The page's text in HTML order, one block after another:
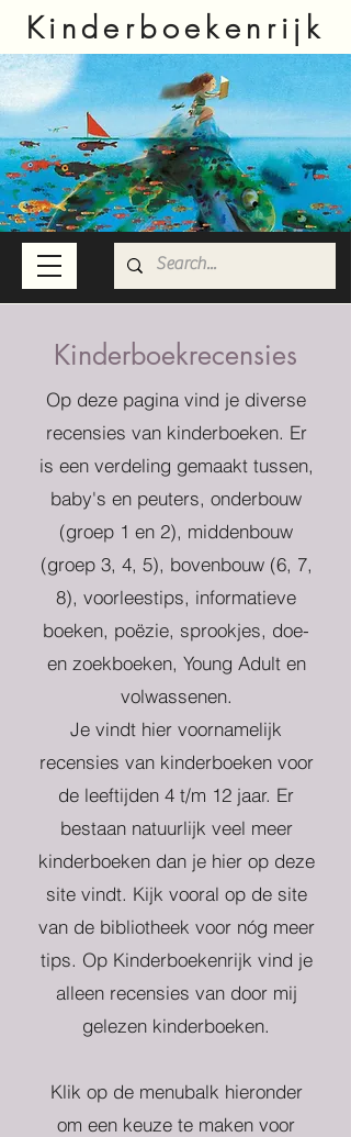
Kinderboekenrijk
Kinderboekrecensies
Op deze pagina vind je diverse
recensies van kinderboeken. Er
is een verdeling gemaakt tussen,
baby's en peuters, onderbouw
(groep 1 en 2), middenbouw
(groep 3, 4, 5), bovenbouw (6, 7,
8), voorleestips, informatieve
boeken, poëzie, sprookjes, doe-
en zoekboeken, Young Adult en
volwassenen.
Je vindt hier voornamelijk
recensies van kinderboeken voor
de leeftijden 4 t/m 12 jaar. Er
bestaan natuurlijk veel meer
kinderboeken dan je hier op deze
site vindt. Kijk vooral op de site
van de bibliotheek voor nóg meer
tips. Op Kinderboekenrijk vind je
alleen recensies van door mij
gelezen kinderboeken.
Klik op de menubalk hieronder
om een keuze te maken voor